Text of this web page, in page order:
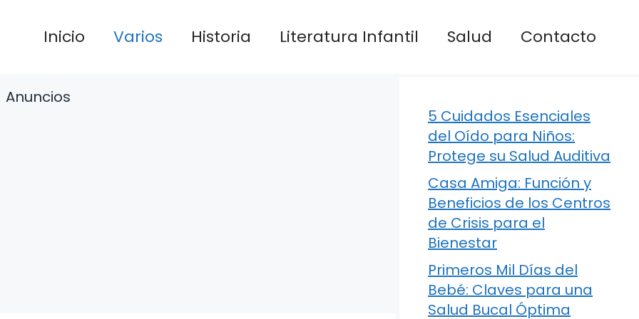
Inicio Varios Historia Literatura Infantil Salud Contacto
Anuncios
5 Cuidados Esenciales
del Oído para Niños:
Protege su Salud Auditiva
Casa Amiga: Función y
Beneficios de los Centros
de Crisis para el
Bienestar
Primeros Mil Días del
Bebé: Claves para una
Salud Bucal Óptima